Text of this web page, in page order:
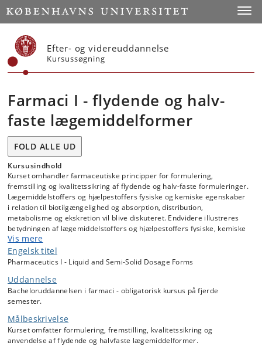
Start
Efter- og videreuddannelse
Kursussøgning
Farmaci I - flydende og halv-
faste lægemiddelformer
FOLD ALLE UD
Kursusindhold
Kurset omhandler farmaceutiske principper for formulering,
fremstilling og kvalitetssikring af flydende og halv-faste formuleringer.
Lægemiddelstoffers og hjælpestoffers fysiske og kemiske egenskaber
i relation til biotilgængelighed og absorption, distribution,
metabolisme og ekskretion vil blive diskuteret. Endvidere illustreres
betydningen af lægemiddelstoffers og hjælpestoffers fysiske, kemiske
og mikrobiologiske egenskaber i relation til fremstilling, stabilitet og
valg af emballage. Officielle regler og krav til lægemiddelformulering,
fremstilling og kvalitetssikring vil blive gennemgået (bl.a. GLP, GMP,
Med udgangspunkt i udvalgte lægemiddelstoffer vil de tilhørende
eksperimentelle øvelser omfatte de vigtigste farmaceutiske principper
halvfaste formuleringer. Metoder til karakterisering (f.eks.
partikelstørrelse, logP, fordeling olie-vand, opløselighed,
opløsningshastighed, viskositet og reologi) og bestemmelse af
Vis mere
Engelsk titel
Pharmaceutics I - Liquid and Semi-Solid Dosage Forms
Uddannelse
Bacheloruddannelsen i farmaci - obligatorisk kursus på fjerde
semester.
Målbeskrivelse
Kurset omfatter formulering, fremstilling, kvalitetssikring og
anvendelse af flydende og halvfaste lægemiddelformer.